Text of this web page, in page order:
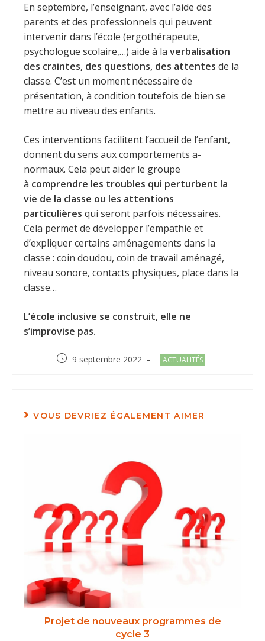
En septembre, l’enseignant, avec l’aide des
parents et des professionnels qui peuvent
intervenir dans l’école (ergothérapeute,
psychologue scolaire,…) aide à la verbalisation
des craintes, des questions, des attentes de la
classe. C’est un moment nécessaire de
présentation, à condition toutefois de bien se
mettre au niveau des enfants.
Ces interventions facilitent l’accueil de l’enfant,
donnent du sens aux comportements a-
normaux. Cela peut aider le groupe
à comprendre les troubles qui perturbent la
vie de la classe ou les attentions
particulières qui seront parfois nécessaires.
Cela permet de développer l’empathie et
d’expliquer certains aménagements dans la
classe : coin doudou, coin de travail aménagé,
niveau sonore, contacts physiques, place dans la
classe…
L’école inclusive se construit, elle ne
s’improvise pas.
Post9 septembre 2022
Post
ACTUALITÉS
VOUS DEVRIEZ ÉGALEMENT AIMER
Projet de nouveaux programmes de
cycle 3